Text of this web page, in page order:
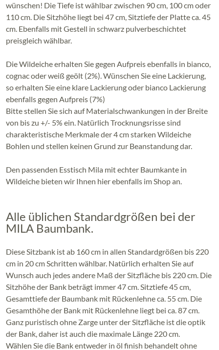
wünschen! Die Tiefe ist wählbar zwischen 90 cm, 100 cm oder
110 cm. Die Sitzhöhe liegt bei 47 cm, Sitztiefe der Platte ca. 45
cm. Ebenfalls mit Gestell in schwarz pulverbeschichtet
preisgleich wählbar.
Die Wildeiche erhalten Sie gegen Aufpreis ebenfalls in bianco,
cognac oder weiß geölt (2%). Wünschen Sie eine Lackierung,
so erhalten Sie eine klare Lackierung oder bianco Lackierung
ebenfalls gegen Aufpreis (7%)
Bitte stellen Sie sich auf Materialschwankungen in der Breite
von bis zu +/- 5% ein. Natürlich Trocknungsrisse sind
charakteristische Merkmale der 4 cm starken Wildeiche
Bohlen und stellen keinen Grund zur Beanstandung dar.
Den passenden Esstisch Mila mit echter Baumkante in
Wildeiche bieten wir Ihnen hier ebenfalls im Shop an.
Alle üblichen Standardgrößen bei der
MILA Baumbank.
Diese Sitzbank ist ab 160 cm in allen Standardgrößen bis 220
cm in 20 cm Schritten wählbar. Natürlich erhalten Sie auf
Wunsch auch jedes andere Maß der Sitzfläche bis 220 cm. Die
Sitzhöhe der Bank beträgt immer 47 cm. Sitztiefe 45 cm,
Gesamttiefe der Baumbank mit Rückenlehne ca. 55 cm. Die
Gesamthöhe der Bank mit Rückenlehne liegt bei ca. 87 cm.
Ganz puristisch ohne Zarge unter der Sitzfläche ist die optik
der Bank, daher ist auch die maximale Länge 220 cm.
Wählen Sie die Bank entweder in öl finish behandelt ohne